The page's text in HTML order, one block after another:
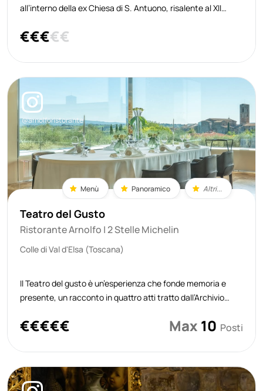
all’interno della ex Chiesa di S. Antuono, risalente al XII
che presidiava l’estrema punta orientale dell’approdo. È uno
€€€€€
@arnolforistorante
Menù Panoramico Altri...
Teatro del Gusto
Ristorante Arnolfo | 2 Stelle Michelin
Colle di Val d'Elsa (Toscana)
Il Teatro del gusto è un’esperienza che fonde memoria e
presente, un racconto in quattro atti tratto dall’Archivio
oltre quarant’anni di storia. Ogni atto attraversa un’epoca
€€€€€ Max 10 Posti